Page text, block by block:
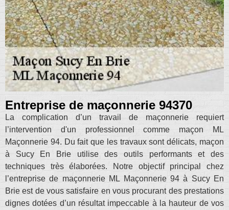
Entreprise de maçonnerie 94370
La complication d’un travail de maçonnerie requiert
l’intervention d'un professionnel comme maçon ML
Maçonnerie 94. Du fait que les travaux sont délicats, maçon
à Sucy En Brie utilise des outils performants et des
techniques très élaborées. Notre objectif principal chez
l’entreprise de maçonnerie ML Maçonnerie 94 à Sucy En
Brie est de vous satisfaire en vous procurant des prestations
dignes dotées d’un résultat impeccable à la hauteur de vos